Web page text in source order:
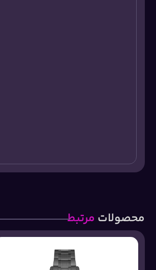
محصولات مرتبط